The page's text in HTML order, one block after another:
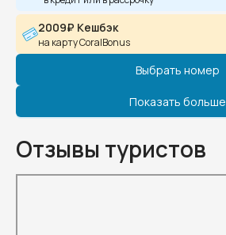
2009₽ Кешбэк
на карту CoralBonus
Выбрать номер
Показать больше
Отзывы туристов